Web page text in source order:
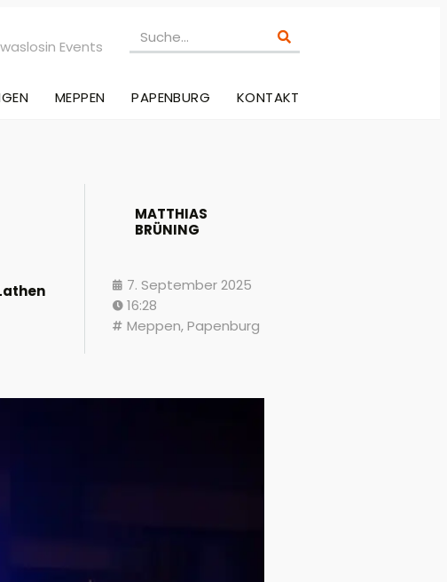
waslosin Events
MEPPEN PAPENBURG KONTAKT
MATTHIAS
BRÜNING
7. September 2025
16:28
Meppen,Papenburg